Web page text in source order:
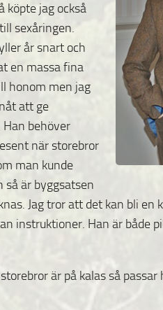
köpte jag också
sexåringen.
år snart och
en massa fina
honom men jag
att ge
Han behöver
när storebror
man kunde
så är byggsatsen
Jag tror att det kan bli en
instruktioner. Han är både
är på kalas så passar